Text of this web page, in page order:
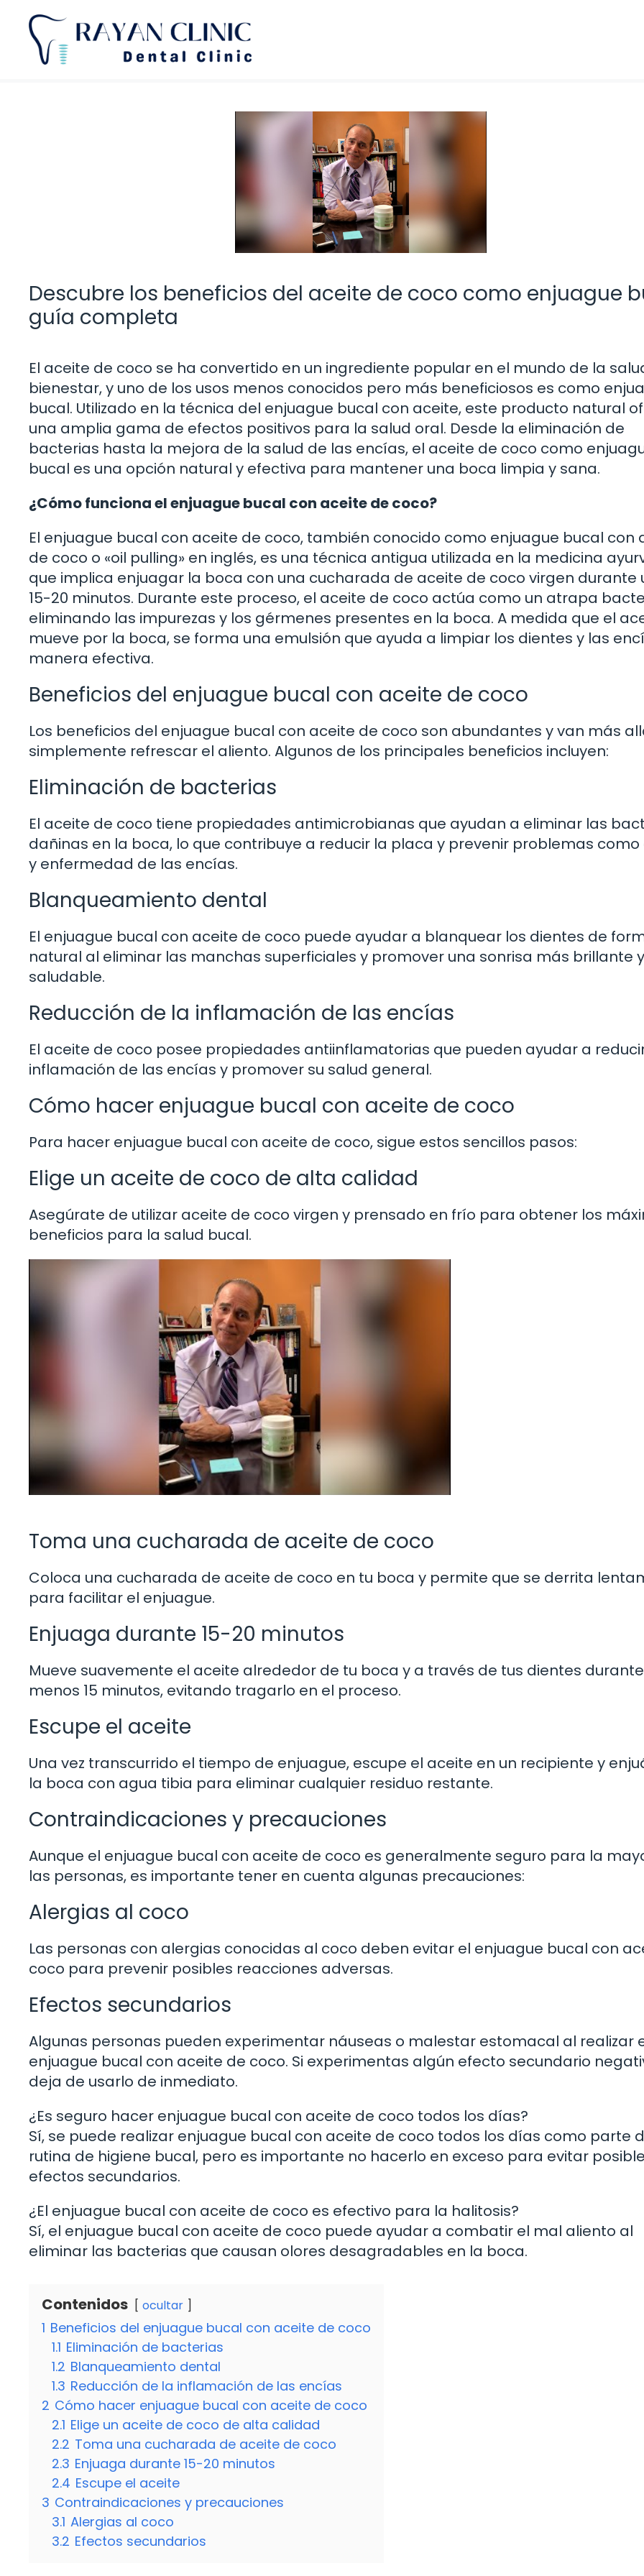
Saltar
contenido
Descubre los beneficios del aceite de coco como enjuague
guía completa
El aceite de coco se ha convertido en un ingrediente popular en el mundo de la
bienestar, y uno de los usos menos conocidos pero más beneficiosos es como
bucal. Utilizado en la técnica del enjuague bucal con aceite, este producto natural
una amplia gama de efectos positivos para la salud oral. Desde la eliminación de
bacterias hasta la mejora de la salud de las encías, el aceite de coco como
bucal es una opción natural y efectiva para mantener una boca limpia y sana.
¿Cómo funciona el enjuague bucal con aceite de coco?
El enjuague bucal con aceite de coco, también conocido como enjuague bucal con
de coco o «oil pulling» en inglés, es una técnica antigua utilizada en la medicina
que implica enjuagar la boca con una cucharada de aceite de coco virgen durante
15-20 minutos. Durante este proceso, el aceite de coco actúa como un atrapa
eliminando las impurezas y los gérmenes presentes en la boca. A medida que el
mueve por la boca, se forma una emulsión que ayuda a limpiar los dientes y las
manera efectiva.
Beneficios del enjuague bucal con aceite de coco
Los beneficios del enjuague bucal con aceite de coco son abundantes y van más
simplemente refrescar el aliento. Algunos de los principales beneficios incluyen:
Eliminación de bacterias
El aceite de coco tiene propiedades antimicrobianas que ayudan a eliminar las
dañinas en la boca, lo que contribuye a reducir la placa y prevenir problemas como
y enfermedad de las encías.
Blanqueamiento dental
El enjuague bucal con aceite de coco puede ayudar a blanquear los dientes de
natural al eliminar las manchas superficiales y promover una sonrisa más brillante y
saludable.
Reducción de la inflamación de las encías
El aceite de coco posee propiedades antiinflamatorias que pueden ayudar a
inflamación de las encías y promover su salud general.
Cómo hacer enjuague bucal con aceite de coco
Para hacer enjuague bucal con aceite de coco, sigue estos sencillos pasos:
Elige un aceite de coco de alta calidad
Asegúrate de utilizar aceite de coco virgen y prensado en frío para obtener los
beneficios para la salud bucal.
Toma una cucharada de aceite de coco
Coloca una cucharada de aceite de coco en tu boca y permite que se derrita
para facilitar el enjuague.
Enjuaga durante 15-20 minutos
Mueve suavemente el aceite alrededor de tu boca y a través de tus dientes
menos 15 minutos, evitando tragarlo en el proceso.
Escupe el aceite
Una vez transcurrido el tiempo de enjuague, escupe el aceite en un recipiente y
la boca con agua tibia para eliminar cualquier residuo restante.
Contraindicaciones y precauciones
Aunque el enjuague bucal con aceite de coco es generalmente seguro para la
las personas, es importante tener en cuenta algunas precauciones:
Alergias al coco
Las personas con alergias conocidas al coco deben evitar el enjuague bucal con
coco para prevenir posibles reacciones adversas.
Efectos secundarios
Algunas personas pueden experimentar náuseas o malestar estomacal al realizar
enjuague bucal con aceite de coco. Si experimentas algún efecto secundario
deja de usarlo de inmediato.
¿Es seguro hacer enjuague bucal con aceite de coco todos los días?
Sí, se puede realizar enjuague bucal con aceite de coco todos los días como parte
rutina de higiene bucal, pero es importante no hacerlo en exceso para evitar
efectos secundarios.
¿El enjuague bucal con aceite de coco es efectivo para la halitosis?
Sí, el enjuague bucal con aceite de coco puede ayudar a combatir el mal aliento al
eliminar las bacterias que causan olores desagradables en la boca.
Contenidos ocultar
1 Beneficios del enjuague bucal con aceite de coco
1.1 Eliminación de bacterias
1.2 Blanqueamiento dental
1.3 Reducción de la inflamación de las encías
2 Cómo hacer enjuague bucal con aceite de coco
2.1 Elige un aceite de coco de alta calidad
2.2 Toma una cucharada de aceite de coco
2.3 Enjuaga durante 15-20 minutos
2.4 Escupe el aceite
3 Contraindicaciones y precauciones
3.1 Alergias al coco
3.2 Efectos secundarios